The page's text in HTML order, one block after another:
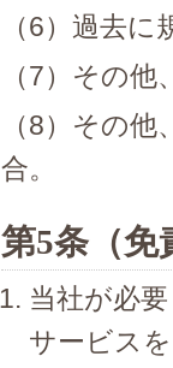
（6）過去
（7）その
（8）その
合。
第5条（免
当社が必
サービス